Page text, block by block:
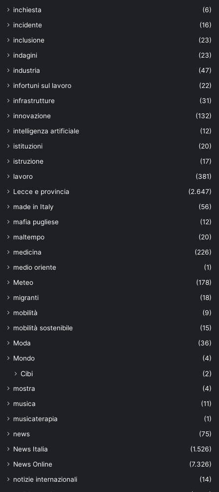
inchiesta
(6)
incidente
(16)
inclusione
(23)
indagini
(23)
industria
(47)
infortuni sul lavoro
(22)
infrastrutture
(31)
innovazione
(132)
intelligenza artificiale
(12)
istituzioni
(20)
istruzione
(17)
lavoro
(381)
Lecce e provincia
(2.647)
made in Italy
(56)
mafia pugliese
(12)
maltempo
(20)
medicina
(226)
medio oriente
(1)
Meteo
(178)
migranti
(18)
mobilità
(9)
mobilità sostenibile
(15)
Moda
(36)
Mondo
(4)
Cibi (2)
mostra
(4)
musica
(11)
musicaterapia
(1)
news
(75)
News Italia
(1.526)
News Online
(7.326)
notizie internazionali
(14)